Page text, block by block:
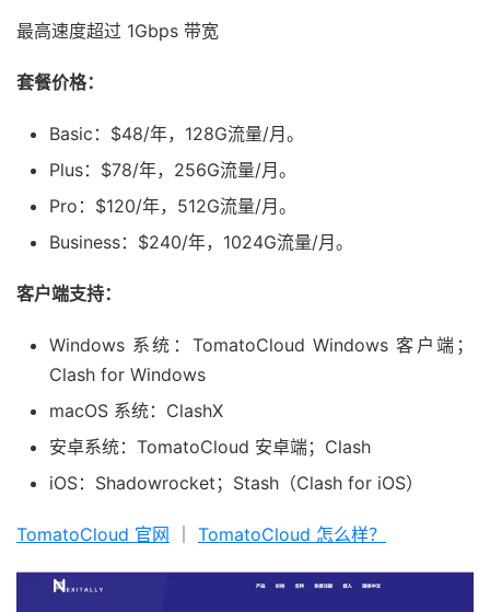
最高速度超过 1Gbps 带宽
套餐价格：
Basic：$48/年，128G流量/月。
Plus：$78/年，256G流量/月。
Pro：$120/年，512G流量/月。
Business：$240/年，1024G流量/月。
客户端支持：
Windows 系统：TomatoCloud Windows 客户端；
Clash for Windows
macOS 系统：ClashX
安卓系统：TomatoCloud 安卓端；Clash
iOS：Shadowrocket；Stash（Clash for iOS）
TomatoCloud 官网 TomatoCloud 怎么样？